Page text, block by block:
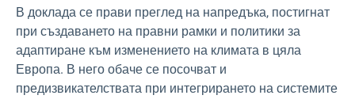
В доклада се прави преглед на напредъка, постигнат
при създаването на правни рамки и политики за
адаптиране към изменението на климата в цяла
Европа. В него обаче се посочват и
предизвикателствата при интегрирането на системите